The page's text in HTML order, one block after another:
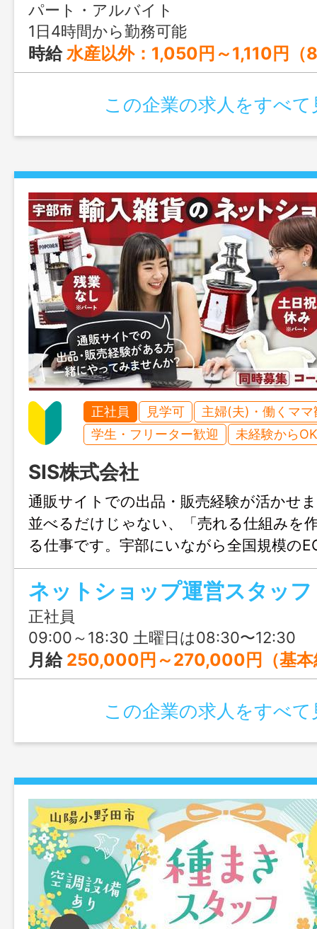
パート・アルバイト
1日4時間から勤務可能
時給水産以外：1,050円～1,110円（8:00～18:00） 1,070円～1,130円（その他の時間帯） 時給 水産のみ：1,090円～1,150円（8:00～18:00） 1,110円～1,170円（その他の時間帯） 時給 夜間店長：1,050円 ※パート（週の所定労働日数5日、希望公休3日以内）の
この企業の求人をすべて
正社員 見学可
主婦(夫)・働くママ
学生・フリーター歓迎
未経験からOK
SIS株式会社
通販サイトでの出品・販売経験が活かせ
並べるだけじゃない、「売れる仕組みを
る仕事です。宇部にいながら全国規模の
われるので、将来はリーダーとしてキャ
きたい方にもぴったりです。
ネットショップ運営スタッフ
正社員
09:00～18:30 土曜日は08:30〜12:30
月給 250,000円～270,000円（基本
この企業の求人をすべて